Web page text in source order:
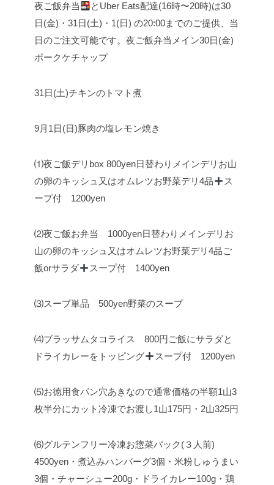
夜ご飯弁当
とUber Eats配達(16時〜20時)は30
日(金)・31日(土)・1(日) の20:00までのご提供、当
日のご注文可能です。 夜ご飯弁当メイン30日(金)
ポークケチャップ
31日(土)チキンのトマト煮
9月1日(日)豚肉の塩レモン焼き
⑴夜ご飯デリbox 800yen日替わりメインデリ お山
の卵のキッシュ又はオムレツお野菜デリ4品
ス
ープ付 1200yen
⑵夜ご飯お弁当 1000yen日替わりメインデリ お
山の卵のキッシュ又はオムレツお野菜デリ4品ご
飯orサラダ
スープ付 1400yen
⑶スープ単品 500yen野菜のスープ
⑷ブラッサムタコライス 800円 ご飯にサラダと
ドライカレーをトッピング
スープ付 1200yen
⑸お徳用食パン穴あきなので通常価格の半額1山3
枚半分にカット冷凍でお渡し1山175円・2山325円
⑹グルテンフリー冷凍お惣菜パック(３人前)
4500yen ・煮込みハンバーグ3個 ・米粉しゅうまい
3個 ・チャーシュー200g ・ドライカレー100g ・鶏